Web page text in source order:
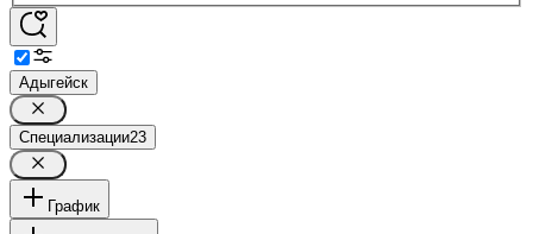
Адыгейск
Специализации23
График